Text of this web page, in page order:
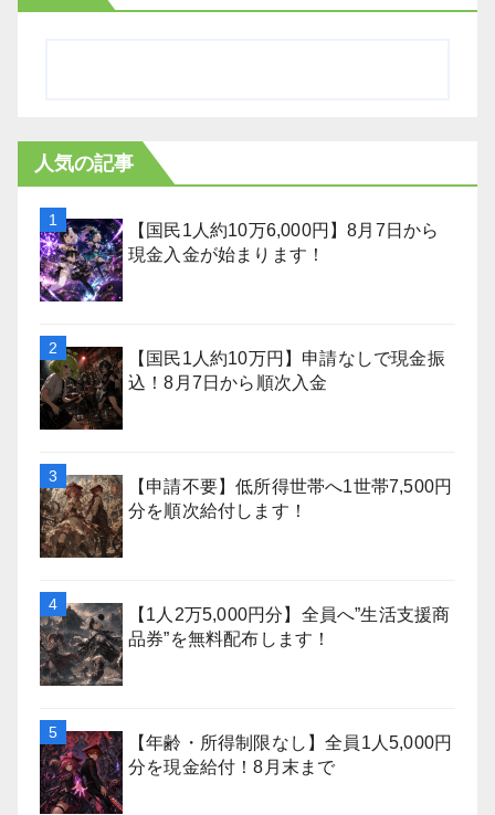
人気の記事
【国民1人約10万6,000円】8月7日から
現金入金が始まります！
【国民1人約10万円】申請なしで現金振
込！8月7日から順次入金
【申請不要】低所得世帯へ1世帯7,500円
分を順次給付します！
【1人2万5,000円分】全員へ”生活支援商
品券”を無料配布します！
【年齢・所得制限なし】全員1人5,000円
分を現金給付！8月末まで